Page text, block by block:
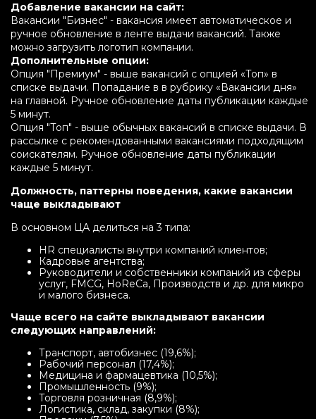
Добавление вакансии на сайт:
Вакансии "Бизнес" - вакансия имеет автоматическое и
ручное обновление в ленте выдачи вакансий. Также
можно загрузить логотип компании.
Дополнительные опции:
Опция "Премиум" - выше вакансий с опцией «Топ» в
списке выдачи. Попадание в в рубрику «Вакансии дня»
на главной. Ручное обновление даты публикации каждые
5 минут.
Опция "Топ" - выше обычных вакансий в списке выдачи. В
рассылке с рекомендованными вакансиями подходящим
соискателям. Ручное обновление даты публикации
каждые 5 минут.
Должность, паттерны поведения, какие вакансии
чаще выкладывают
В основном ЦА делиться на 3 типа:
HR специалисты внутри компаний клиентов;
Кадровые агентства;
Руководители и собственники компаний из сферы
услуг, FMCG, HoReCa, Производств и др. для микро
и малого бизнеса.
Чаще всего на сайте выкладывают вакансии
следующих направлений:
Транспорт, автобизнес (19,6%);
Рабочий персонал (17,4%);
Медицина и фармацевтика (10,5%);
Промышленность (9%);
Торговля розничная (8,9%);
Логистика, склад, закупки (8%);